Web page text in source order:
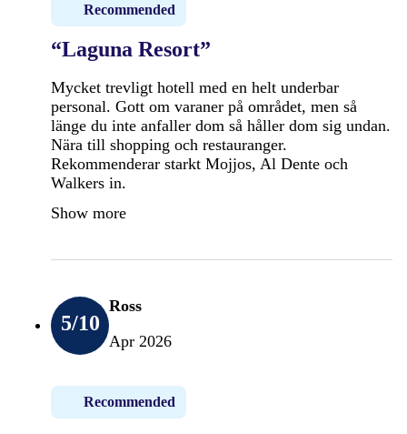
Recommended
“Laguna Resort”
Mycket trevligt hotell med en helt underbar
personal. Gott om varaner på området, men så
länge du inte anfaller dom så håller dom sig undan.
Nära till shopping och restauranger.
Rekommenderar starkt Mojjos, Al Dente och
Walkers in.
Show more
5/10
Ross
Apr 2026
Recommended